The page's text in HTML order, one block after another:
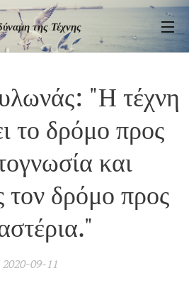
της Τέχνης
"Η τέχνη
το δρόμο προς
και
τον δρόμο προς
2020-09-11